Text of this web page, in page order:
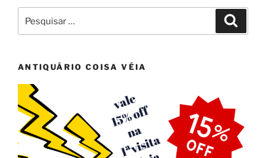
por:
ANTIQUÁRIO COISA VÉIA